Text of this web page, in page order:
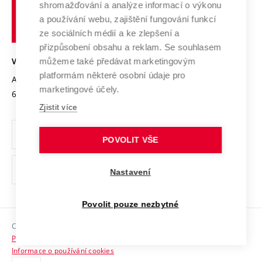
Transfer znalostí
Open Science
Projekty
Projekty ze strukturálních fondů
Specifický výzkum
Mezinárodní dohody
Univerzitní sítě
Udržitelná univerzita
Podnikavá univerzita / ContriBUTe
Bezpečná univerzita
Vyznamenání
Organizační struktura
Ochrana osobních údajů
odkaz)
Sociální bezpečí
HR Award
učení
technické
Brně
VYSOKÉ UČENÍ TECHNICKÉ V BRNĚ
Antonínská 548/1
602 00 Brno
www.vut.cz
vut@vutbr.cz
Copyright © 2026 VUT
Prohlášení o přístupnosti
Informace o používání cookies
shromažďování a analýze informací o výkonu
a používání webu, zajištění fungování funkcí
ze sociálních médií a ke zlepšení a
přizpůsobení obsahu a reklam. Se souhlasem
můžeme také předávat marketingovým
platformám některé osobní údaje pro
marketingové účely.
Zjistit více
POVOLIT VŠE
Nastavení
Povolit pouze nezbytné